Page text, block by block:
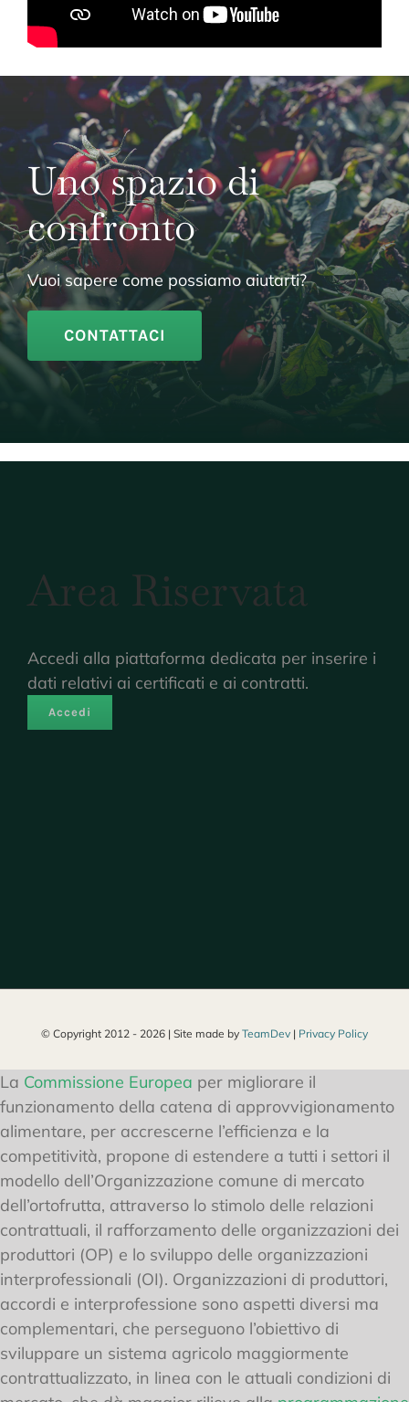
Uno spazio di
confronto
Vuoi sapere come possiamo aiutarti?
CONTATTACI
Area Riservata
Accedi alla piattaforma dedicata per inserire i
dati relativi ai certificati e ai contratti.
Accedi
© Copyright 2012 - 2026 | Site made by TeamDev | Privacy Policy
La Commissione Europea per migliorare il
funzionamento della catena di approvvigionamento
alimentare, per accrescerne l’efficienza e la
competitività, propone di estendere a tutti i settori il
modello dell’Organizzazione comune di mercato
dell’ortofrutta, attraverso lo stimolo delle relazioni
contrattuali, il rafforzamento delle organizzazioni dei
produttori (OP) e lo sviluppo delle organizzazioni
interprofessionali (OI). Organizzazioni di produttori,
accordi e interprofessione sono aspetti diversi ma
complementari, che perseguono l’obiettivo di
sviluppare un sistema agricolo maggiormente
contrattualizzato, in linea con le attuali condizioni di